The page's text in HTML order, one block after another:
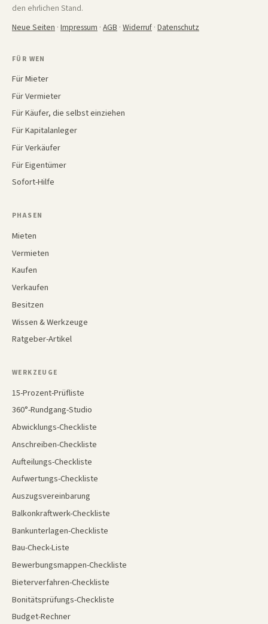
den ehrlichen Stand.
Neue Seiten · Impressum · AGB · Widerruf · Datenschutz
FÜR WEN
Für Mieter
Für Vermieter
Für Käufer, die selbst einziehen
Für Kapitalanleger
Für Verkäufer
Für Eigentümer
Sofort-Hilfe
PHASEN
Mieten
Vermieten
Kaufen
Verkaufen
Besitzen
Wissen & Werkzeuge
Ratgeber-Artikel
WERKZEUGE
15-Prozent-Prüfliste
360°-Rundgang-Studio
Abwicklungs-Checkliste
Anschreiben-Checkliste
Aufteilungs-Checkliste
Aufwertungs-Checkliste
Auszugsvereinbarung
Balkonkraftwerk-Checkliste
Bankunterlagen-Checkliste
Bau-Check-Liste
Bewerbungsmappen-Checkliste
Bieterverfahren-Checkliste
Bonitätsprüfungs-Checkliste
Budget-Rechner